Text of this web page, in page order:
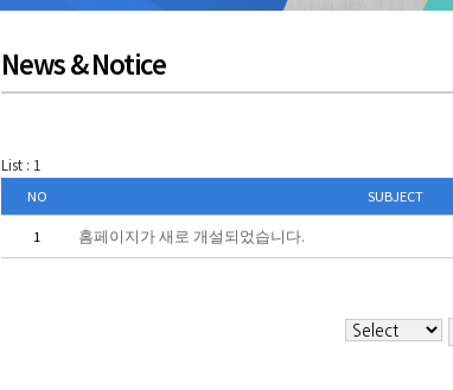
News & Notice
List : 1
NO SUBJECT
1 홈페이지가 새로 개설되었습니다.